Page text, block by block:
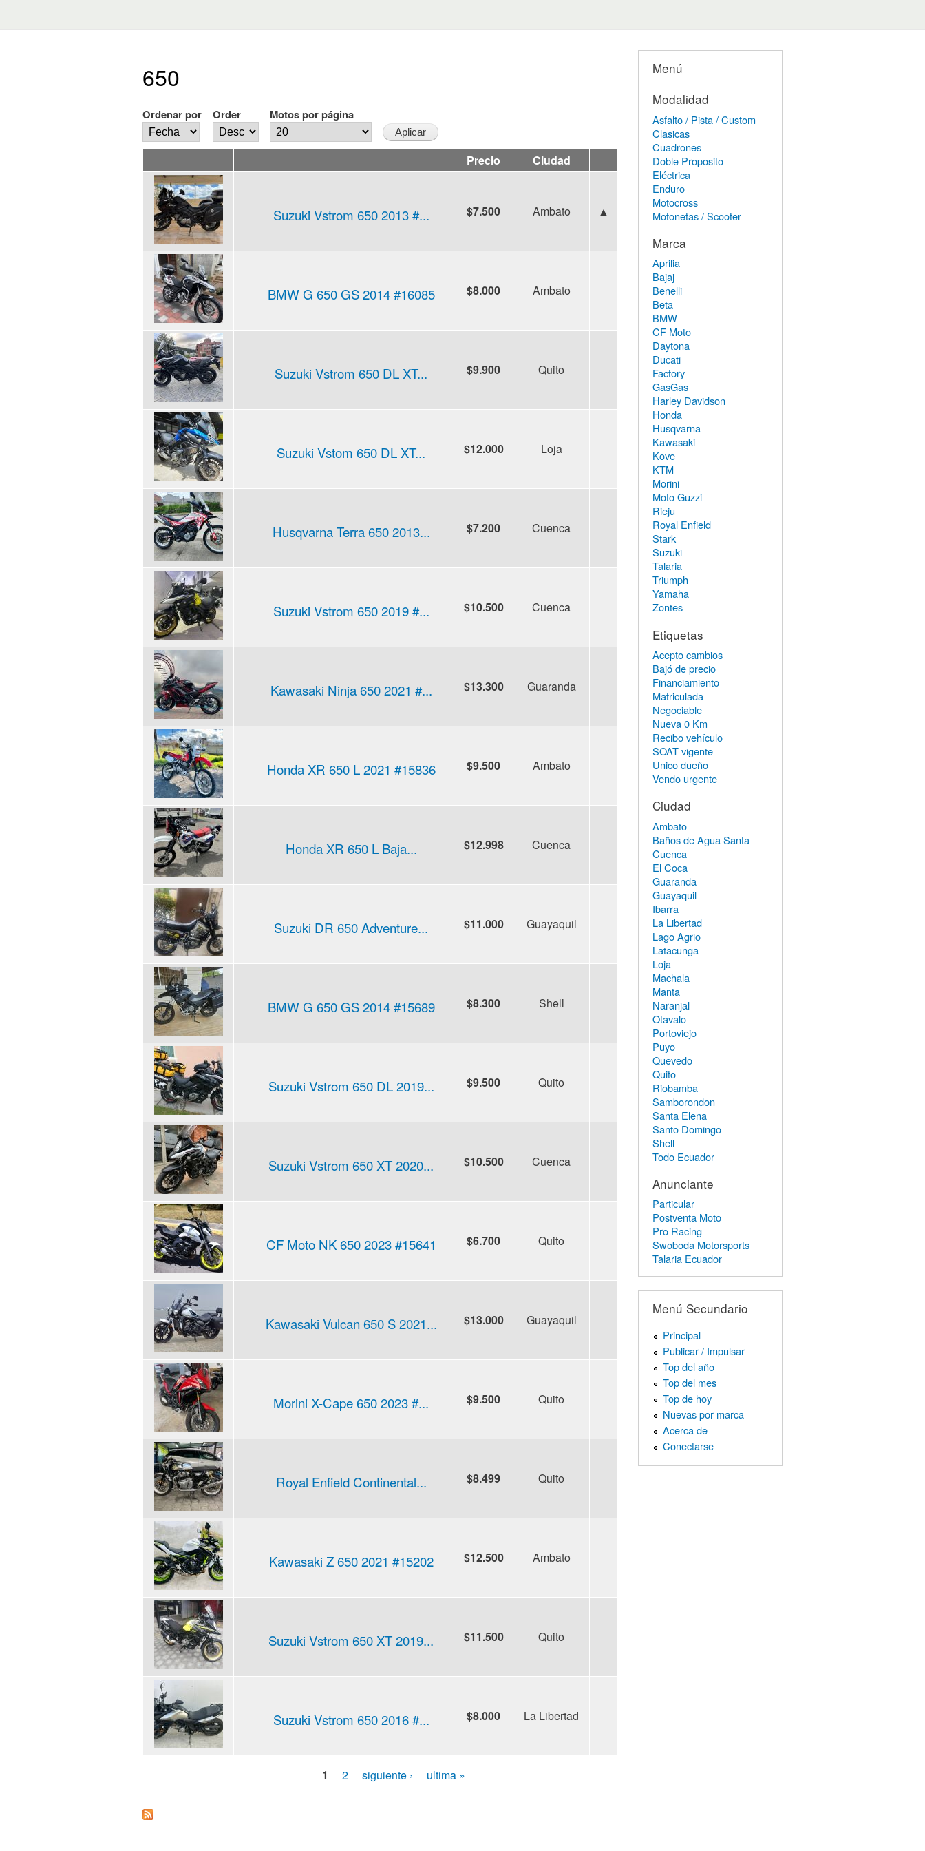
650
Ordenar por Order Motos por página
Precio Ciudad
Suzuki Vstrom 650 2013 #... $7.500 Ambato ▲
BMW G 650 GS 2014 #16085 $8.000 Ambato
Suzuki Vstrom 650 DL XT... $9.900 Quito
Suzuki Vstom 650 DL XT... $12.000 Loja
Husqvarna Terra 650 2013... $7.200 Cuenca
Suzuki Vstrom 650 2019 #... $10.500 Cuenca
Kawasaki Ninja 650 2021 #... $13.300 Guaranda
Honda XR 650 L 2021 #15836 $9.500 Ambato
Honda XR 650 L Baja... $12.998 Cuenca
Suzuki DR 650 Adventure... $11.000 Guayaquil
BMW G 650 GS 2014 #15689 $8.300 Shell
Suzuki Vstrom 650 DL 2019... $9.500 Quito
Suzuki Vstrom 650 XT 2020... $10.500 Cuenca
CF Moto NK 650 2023 #15641 $6.700 Quito
Kawasaki Vulcan 650 S 2021... $13.000 Guayaquil
Morini X-Cape 650 2023 #... $9.500 Quito
Royal Enfield Continental... $8.499 Quito
Kawasaki Z 650 2021 #15202 $12.500 Ambato
Suzuki Vstrom 650 XT 2019... $11.500 Quito
Suzuki Vstrom 650 2016 #... $8.000 La Libertad
1 2 siguiente › ultima »
Menú
Modalidad
Asfalto / Pista / Custom
Clasicas
Cuadrones
Doble Proposito
Eléctrica
Enduro
Motocross
Motonetas / Scooter
Marca
Aprilia
Bajaj
Benelli
Beta
BMW
CF Moto
Daytona
Ducati
Factory
GasGas
Harley Davidson
Honda
Husqvarna
Kawasaki
Kove
KTM
Morini
Moto Guzzi
Rieju
Royal Enfield
Stark
Suzuki
Talaria
Triumph
Yamaha
Zontes
Etiquetas
Acepto cambios
Bajó de precio
Financiamiento
Matriculada
Negociable
Nueva 0 Km
Recibo vehículo
SOAT vigente
Unico dueño
Vendo urgente
Ciudad
Ambato
Baños de Agua Santa
Cuenca
El Coca
Guaranda
Guayaquil
Ibarra
La Libertad
Lago Agrio
Latacunga
Loja
Machala
Manta
Naranjal
Otavalo
Portoviejo
Puyo
Quevedo
Quito
Riobamba
Samborondon
Santa Elena
Santo Domingo
Shell
Todo Ecuador
Anunciante
Particular
Postventa Moto
Pro Racing
Swoboda Motorsports
Talaria Ecuador
Menú Secundario
Principal
Publicar / Impulsar
Top del año
Top del mes
Top de hoy
Nuevas por marca
Acerca de
Conectarse